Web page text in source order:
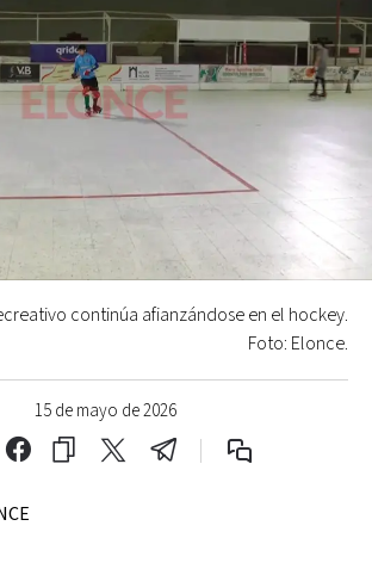
15 de mayo de 2026
continúa afianzándose en el hockey.
Foto: Elonce.